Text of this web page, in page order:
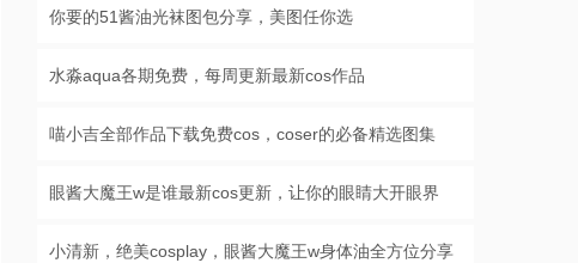
你要的51酱油光袜图包分享，美图任你选
水淼aqua各期免费，每周更新最新cos作品
喵小吉全部作品下载免费cos，coser的必备精选图集
眼酱大魔王w是谁最新cos更新，让你的眼睛大开眼界
小清新，绝美cosplay，眼酱大魔王w身体油全方位分享